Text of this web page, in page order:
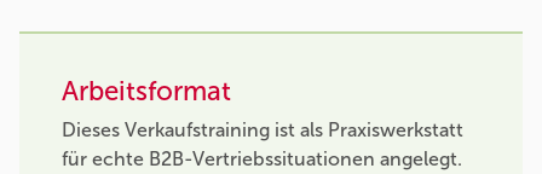
Arbeitsformat
Dieses Verkaufstraining ist als Praxiswerkstatt
für echte B2B-Vertriebssituationen angelegt.